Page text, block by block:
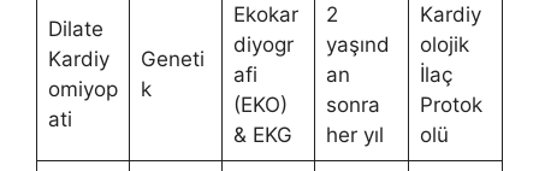
Dilate
Kardiy
omiyop
ati
Geneti
k
Ekokar
diyogr
afi
(EKO)
& EKG
2
yaşınd
an
sonra
her yıl
Kardiy
olojik
İlaç
Protok
olü